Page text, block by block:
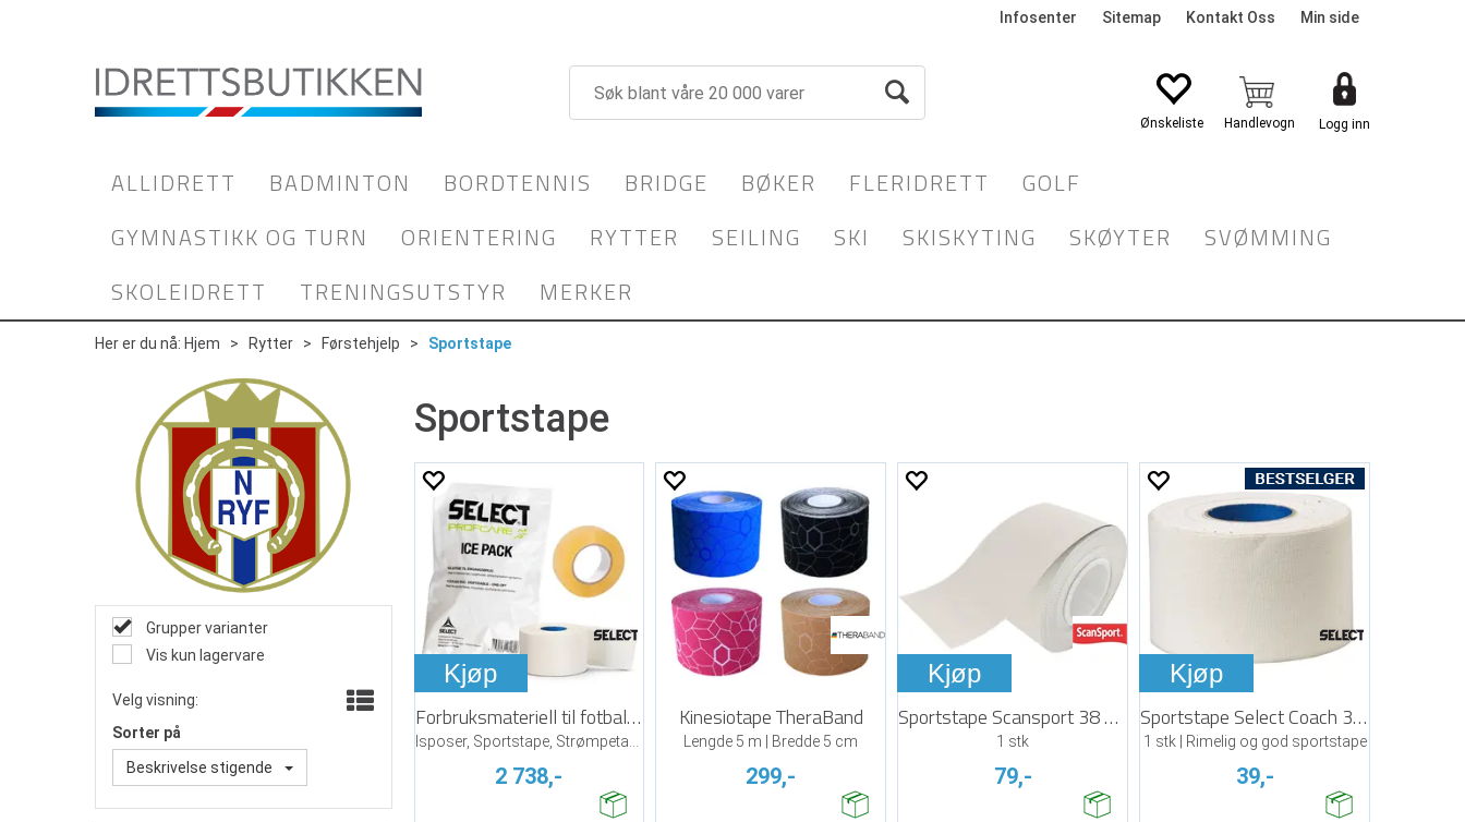
Infosenter Sitemap Kontakt Oss Min side
Logg inn
ALLIDRETT BADMINTON BORDTENNIS BRIDGE BØKER FLERIDRETT
GOLF
GYMNASTIKK OG TURN
ORIENTERING RYTTER SEILING SKI SKISKYTING SKØYTER
SVØMMING
SKOLEIDRETT
TRENINGSUTSTYR MERKER
Her er du nå: Hjem > Rytter > Førstehjelp > Sportstape
Grupper varianter
Vis kun lagervare
Velg visning:
Sorter på
Beskrivelse stigende
Sportstape
Kjøp
Forbruksmateriell til fotballaget
2 738,-
Kinesiotape TheraBand
Lengde 5 m | Bredde 5 cm
299,-
Kjøp
Sportstape Scansport 38 mm x 10 m
1 stk
79,-
Kjøp
Sportstape Select Coach 38 mm x 9 m
1 stk | Rimelig og god sportstape
39,-